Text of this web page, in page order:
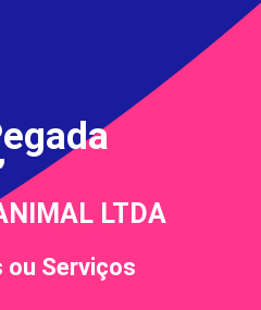
LTDA
ou Serviços